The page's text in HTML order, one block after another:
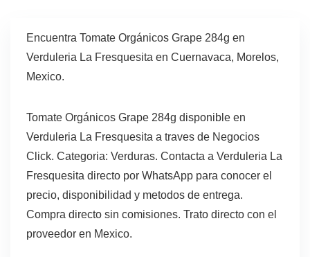
Encuentra Tomate Orgánicos Grape 284g en
Verduleria La Fresquesita en Cuernavaca, Morelos,
Mexico.
Tomate Orgánicos Grape 284g disponible en
Verduleria La Fresquesita a traves de Negocios
Click. Categoria: Verduras. Contacta a Verduleria La
Fresquesita directo por WhatsApp para conocer el
precio, disponibilidad y metodos de entrega.
Compra directo sin comisiones. Trato directo con el
proveedor en Mexico.